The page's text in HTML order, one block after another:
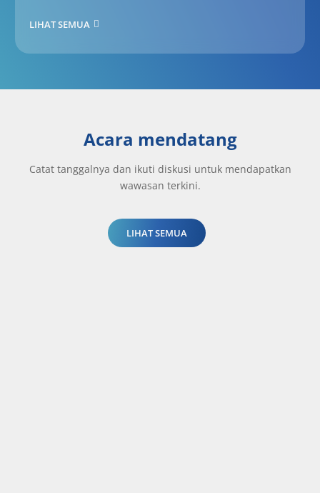
LIHAT SEMUA
Acara mendatang
Catat tanggalnya dan ikuti diskusi untuk mendapatkan
wawasan terkini.
LIHAT SEMUA